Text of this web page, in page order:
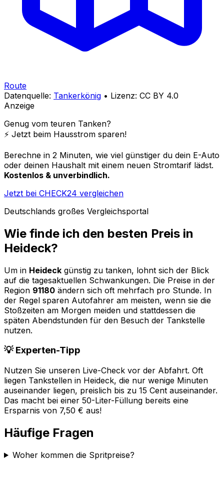
Route
Datenquelle: Tankerkönig • Lizenz: CC BY 4.0
Anzeige
Genug vom teuren Tanken?
⚡️ Jetzt beim Hausstrom sparen!
Berechne in 2 Minuten, wie viel günstiger du dein E-Auto
oder deinen Haushalt mit einem neuen Stromtarif lädst.
Kostenlos & unverbindlich.
Jetzt bei CHECK24 vergleichen
Deutschlands großes Vergleichsportal
Wie finde ich den besten Preis in
Heideck?
Um in Heideck günstig zu tanken, lohnt sich der Blick
auf die tagesaktuellen Schwankungen. Die Preise in der
Region 91180 ändern sich oft mehrfach pro Stunde. In
der Regel sparen Autofahrer am meisten, wenn sie die
Stoßzeiten am Morgen meiden und stattdessen die
späten Abendstunden für den Besuch der Tankstelle
nutzen.
💡 Experten-Tipp
Nutzen Sie unseren Live-Check vor der Abfahrt. Oft
liegen Tankstellen in Heideck, die nur wenige Minuten
auseinander liegen, preislich bis zu 15 Cent auseinander.
Das macht bei einer 50-Liter-Füllung bereits eine
Ersparnis von 7,50 € aus!
Häufige Fragen
Woher kommen die Spritpreise?